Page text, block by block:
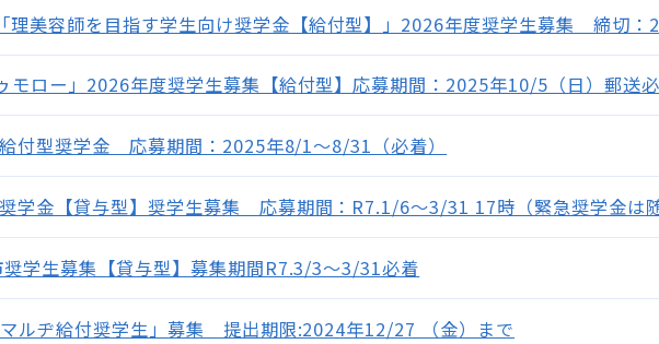
理美容師を目指す学生向け奨学金【給付型】」2026年度奨学生募集 締切
モロー」2026年度奨学生募集【給付型】応募期間：2025年10/5（日）郵送
付型奨学金 応募期間：2025年8/1～8/31（必着）
学金【貸与型】奨学生募集 応募期間：R7.1/6～3/31 17時（緊急奨学金は
学生募集【貸与型】募集期間R7.3/3～3/31必着
ルヂ給付奨学生」募集 提出期限:2024年12/27 （金）まで